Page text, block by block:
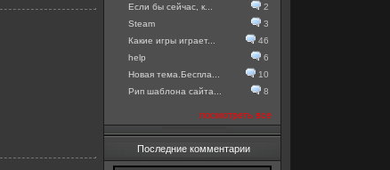
Если бы сейчас, к...
2
Steam
3
Какие игры играет...
46
help
6
Новая тема.Беспла...
10
Рип шаблона сайта...
8
посмотреть все
Последние комментарии